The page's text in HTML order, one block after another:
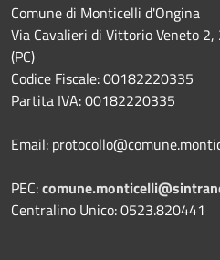
Comune di Monticelli d'Ongina
Via Cavalieri di Vittorio Veneto
(PC)
Codice Fiscale: 00182220335
Partita IVA: 00182220335
Email:
PEC:
Centralino Unico: 0523.820441